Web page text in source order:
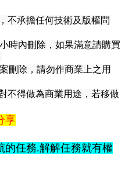
不承擔任何技術及版權問
小時內刪除，如果滿意請購買
刪除，請勿作商業上之用
不得做為商業用途，若移做
享
的任務.解解任務就有權